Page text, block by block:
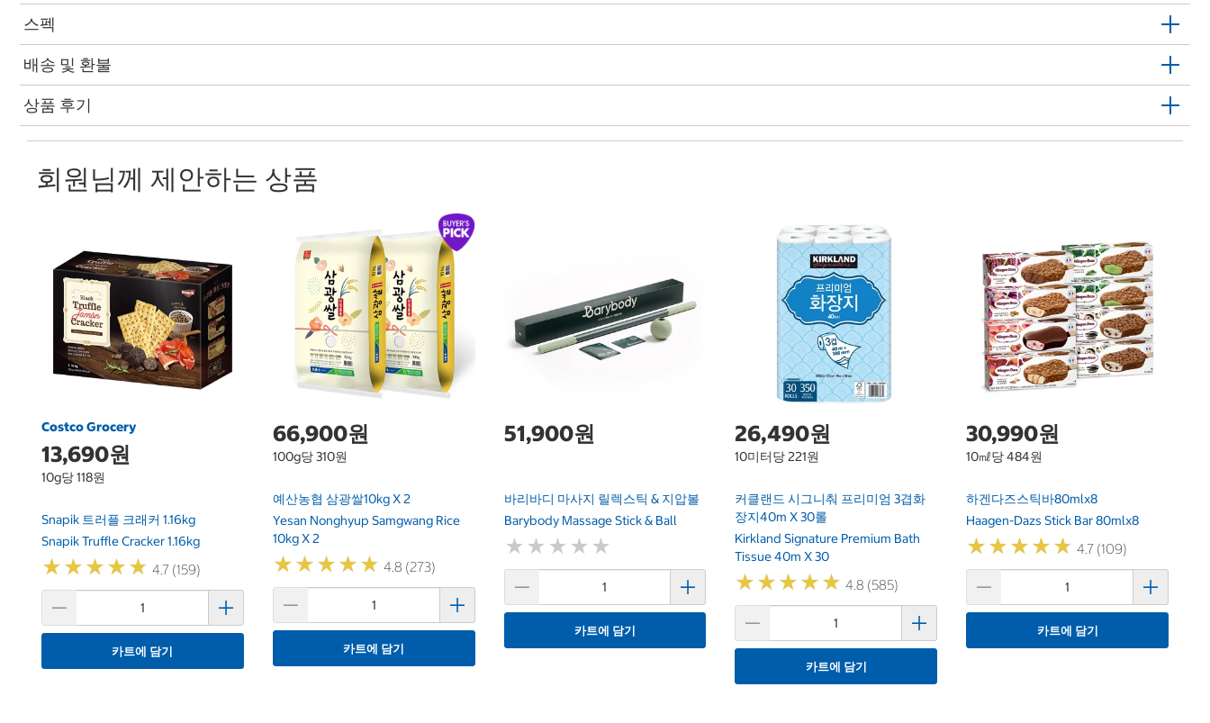
스펙
배송 및 환불
상품 후기
회원님께 제안하는 상품
Costco Grocery
13,690원
10g당 118원
Snapik 트러플 크래커 1.16kg
Snapik Truffle Cracker 1.16kg
★★★★★
★★★★★ 4.7 (159)
카트에 담기
66,900원
100g당 310원
예산농협 삼광쌀10kg X 2
Yesan Nonghyup Samgwang Rice
10kg X 2
★★★★★
★★★★★ 4.8 (273)
카트에 담기
51,900원
바리바디 마사지 릴렉스틱 & 지압볼
Barybody Massage Stick & Ball
★ ★ ★ ★ ★
★ ★ ★ ★ ★
카트에 담기
26,490원
10미터당 221원
커클랜드 시그니춰 프리미엄 3겹화
장지40m X 30롤
Kirkland Signature Premium Bath
Tissue 40m X 30
★★★★★
★★★★★ 4.8 (585)
카트에 담기
30,990원
10㎖당 484원
하겐다즈스틱바80mlx8
Haagen-Dazs Stick Bar 80mlx8
★★★★★
★★★★★ 4.7 (109)
카트에 담기